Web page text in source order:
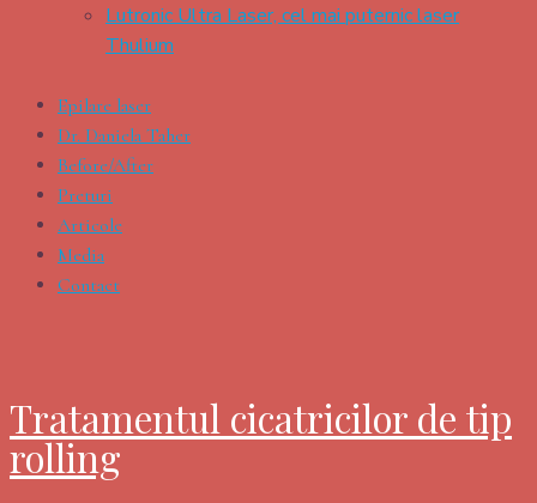
Lutronic Ultra Laser, cel mai puternic laser
Thulium
Epilare laser
Dr. Daniela Taher
Before/After
Preturi
Articole
Media
Contact
Tratamentul cicatricilor de tip
rolling